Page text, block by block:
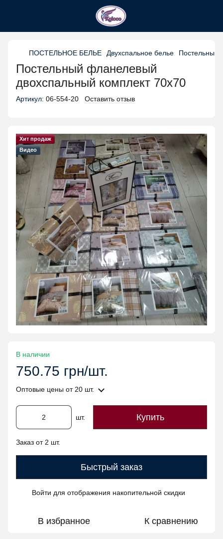
ПОСТЕЛЬНОЕ БЕЛЬЕ Двухспальное белье Постельный
Постельный фланелевый
двохспальный комплект 70х70
Артикул: 06-554-20 Оставить отзыв
Хит продаж
Видео
В наличии
750.75 грн/шт.
Оптовые цены от 20 шт.
шт. Купить
Заказ от 2 шт.
Быстрый заказ
Войти для отображения накопительной скидки
В избранное К сравнению